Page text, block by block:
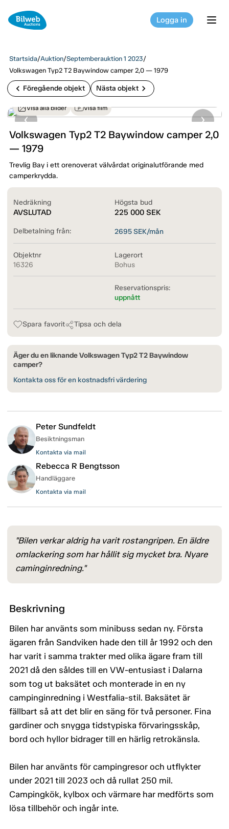
Logga in
Startsida/Auktion/Septemberauktion 1 2023/
Volkswagen Typ2 T2 Baywindow camper 2,0 — 1979
chevron_left Föregående objekt Nästa objekt chevron_right
Visa alla bilder Visa film
Volkswagen Typ2 T2 Baywindow camper 2,0
— 1979
Trevlig Bay i ett orenoverat välvårdat originalutförande med
camperkrydda.
Nedräkning
AVSLUTAD
Högsta bud
225 000 SEK
Delbetalning från: 2695SEK/mån
Objektnr
16326
Lagerort
Bohus
Reservationspris:
uppnått
Spara favorit Tipsa och dela
Äger du en liknande Volkswagen Typ2 T2 Baywindow
camper?
Kontakta oss för en kostnadsfri värdering
Peter Sundfeldt
Besiktningsman
Kontakta via mail
Rebecca R Bengtsson
Handläggare
Kontakta via mail
"Bilen verkar aldrig ha varit rostangripen. En äldre
omlackering som har hållit sig mycket bra. Nyare
caminginredning."
Beskrivning
Bilen har använts som minibuss sedan ny. Första
ägaren från Sandviken hade den till år 1992 och den
har varit i samma trakter med olika ägare fram till
2021 då den såldes till en VW-entusiast i Dalarna
som tog ut baksätet och monterade in en ny
campinginredning i Westfalia-stil. Baksätet är
fällbart så att det blir en säng för två personer. Fina
gardiner och snygga tidstypiska förvaringsskåp,
bord och hyllor bidrager till en härlig retrokänsla.
Bilen har använts för campingresor och utflykter
under 2021 till 2023 och då rullat 250 mil.
Campingkök, kylbox och värmare har medförts som
lösa tillbehör och ingår inte.